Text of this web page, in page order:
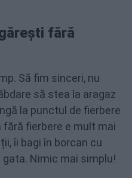
fără
Să fim sinceri, nu
să stea la aragaz
la punctul de fierbere
fierbere e mult mai
îi bagi în borcan cu
Nimic mai simplu!